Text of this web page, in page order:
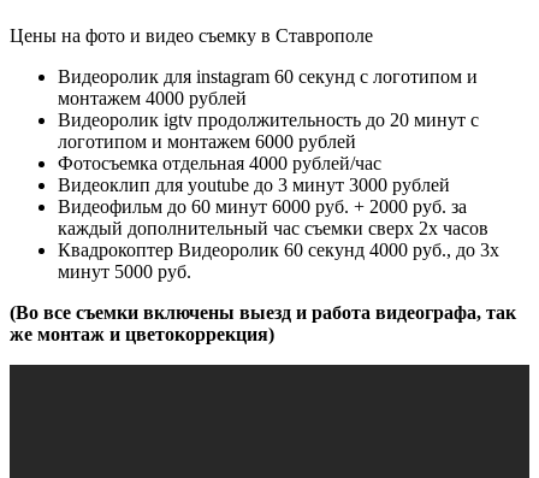
Цены на фото и видео съемку в Ставрополе
Видеоролик для instagram 60 секунд с логотипом и
монтажем 4000 рублей
Видеоролик igtv продолжительность до 20 минут с
логотипом и монтажем 6000 рублей
Фотосъемка отдельная 4000 рублей/час
Видеоклип для youtube до 3 минут 3000 рублей
Видеофильм до 60 минут 6000 руб. + 2000 руб. за
каждый дополнительный час съемки сверх 2х часов
Квадрокоптер Видеоролик 60 секунд 4000 руб., до 3х
минут 5000 руб.
(Во все съемки включены выезд и работа видеографа, так
же монтаж и цветокоррекция)